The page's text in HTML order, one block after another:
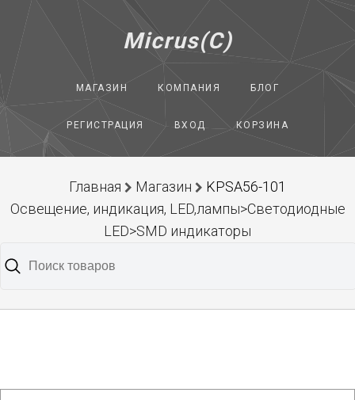
Micrus(C)
МАГАЗИН КОМПАНИЯ БЛОГ
РЕГИСТРАЦИЯ ВХОД КОРЗИНА
Главная Магазин
KPSA56-101
Освещение, индикация, LED,лампы>Светодиодные
LED>SMD индикаторы